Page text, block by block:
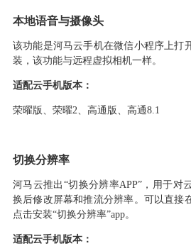
本地语音与摄像头
该功能是河马云手机在微信小程序上打
装，该功能与远程虚拟相机一样。
适配云手机版本：
荣曜版、荣曜2、高通版、高通8.1
切换分辨率
河马云推出 “切换分辨率APP” ，用于对
换后修改屏幕和推流分辨率。 可以直接
点击安装“切换分辨率”app。
适配云手机版本：